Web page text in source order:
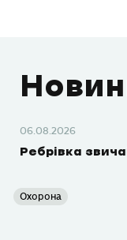
06.08.2026
Ребрівка
Охорона